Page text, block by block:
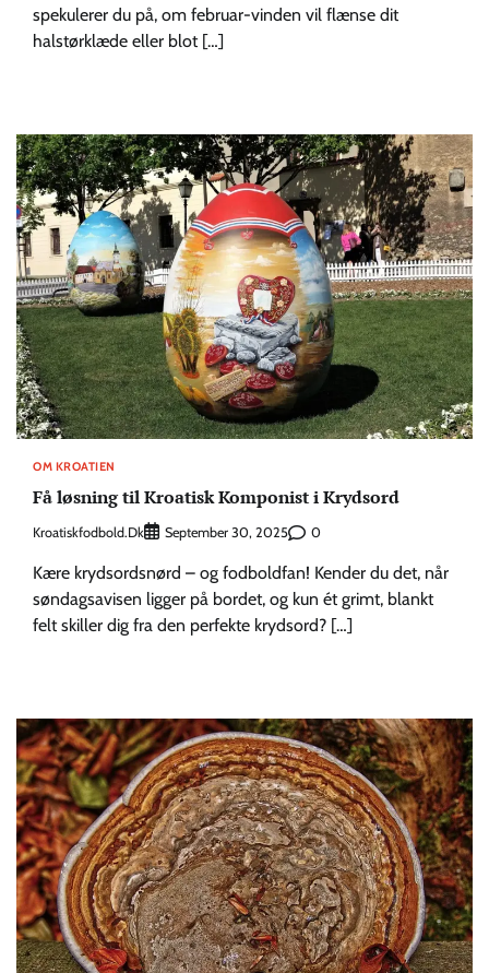
spekulerer du på, om februar-vinden vil flænse dit
halstørklæde eller blot […]
OM KROATIEN
Få løsning til Kroatisk Komponist i Krydsord
Kroatiskfodbold.dk September 30, 2025 0
Kære krydsordsnørd – og fodboldfan! Kender du det, når
søndagsavisen ligger på bordet, og kun ét grimt, blankt
felt skiller dig fra den perfekte krydsord? […]